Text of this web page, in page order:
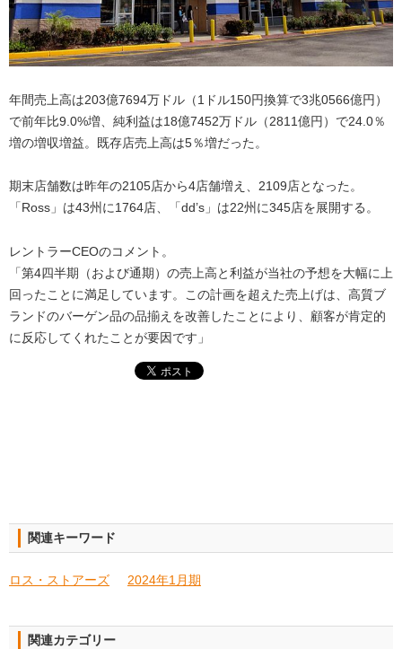
年間売上高は203億7694万ドル（1ドル150円換算で3兆0566億円）
で前年比9.0%増、純利益は18億7452万ドル（2811億円）で24.0％
増の増収増益。既存店売上高は5％増だった。
期末店舗数は昨年の2105店から4店舗増え、2109店となった。
「Ross」は43州に1764店、「dd’s」は22州に345店を展開する。
レントラーCEOのコメント。
「第4四半期（および通期）の売上高と利益が当社の予想を大幅に上
回ったことに満足しています。この計画を超えた売上げは、高質ブ
ランドのバーゲン品の品揃えを改善したことにより、顧客が肯定的
に反応してくれたことが要因です」
関連キーワード
ロス・ストアーズ 2024年1月期
関連カテゴリー